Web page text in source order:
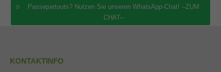
Passepartouts? Nutzen Sie unseren WhatsApp-Chat! --ZUM
CHAT--
KONTAKTINFO